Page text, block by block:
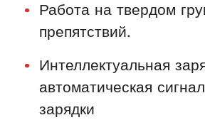
Работа на твердом
препятствий.
Интеллектуальная
автоматическая
зарядки